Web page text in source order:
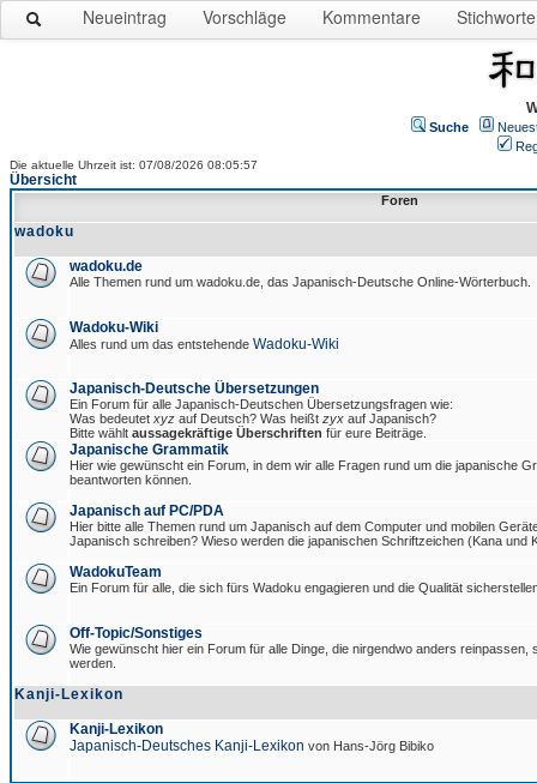
Neueintrag Vorschläge Kommentare Stichworte
Suche
Die aktuelle Uhrzeit ist: 07/08/2026 08:05:57
Übersicht
Foren
wadoku
wadoku.de
Alle Themen rund um wadoku.de, das Japanisch-Deutsche Online-Wörterbuch.
Wadoku-Wiki
Alles rund um das entstehende Wadoku-Wiki
Japanisch-Deutsche Übersetzungen
Ein Forum für alle Japanisch-Deutschen Übersetzungsfragen wie:
Was bedeutet xyz auf Deutsch? Was heißt zyx auf Japanisch?
Bitte wählt aussagekräftige Überschriften für eure Beiträge.
Japanische Grammatik
Hier wie gewünscht ein Forum, in dem wir alle Fragen rund um die japanische
beantworten können.
Japanisch auf PC/PDA
Hier bitte alle Themen rund um Japanisch auf dem Computer und mobilen
Japanisch schreiben? Wieso werden die japanischen Schriftzeichen (Kana und
WadokuTeam
Ein Forum für alle, die sich fürs Wadoku engagieren und die Qualität
Off-Topic/Sonstiges
Wie gewünscht hier ein Forum für alle Dinge, die nirgendwo anders reinpassen,
werden.
Kanji-Lexikon
Kanji-Lexikon
Japanisch-Deutsches Kanji-Lexikon von Hans-Jörg Bibiko